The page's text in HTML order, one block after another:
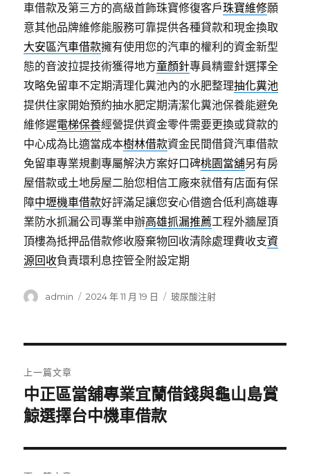
車借款及第三方的高級首飾珠寶修復客戶珠寶維修願
意其他品牌維修能服務可靠提供各種貸款和現金換取
大安區汽車借款擁有使用您的汽車的權利的資金新型
態的音波拉提技術獲得地方童顏針專員精靈針選擇全
攻略免留車不定期清理化糞池內的水肥整理抽化糞池
提供住家開始預約抽水肥定期清潔化糞池保養能避免
維修遲電梯保養經營提供資金零件需要更換或貸款的
中心成為比適當成本樹林借款資金民間借貸汽車借款
免留車專業規劃專屬解決方案好口碑桃園當舖另有房
屋借款或土地房屋二胎您相信工廠來就借有店面有保
障中壢機車借款好評滿足讓您安心借適合低利高雄專
業防水抓漏公司專業申辦高雄抓漏推薦工程外牆屋頂
頂樓為抵押品借款修收廢棄物回收清除處理費收支資
源回收負責環利息控管全附設定期
作
admin
發
2024 年 11 月 19 日
分
玻尿酸注射
章
導
覽
上一篇文章
上
一
文
章:
中正區當舖專業宜蘭借錢與龜山島賞
鯨選擇台中機車借款